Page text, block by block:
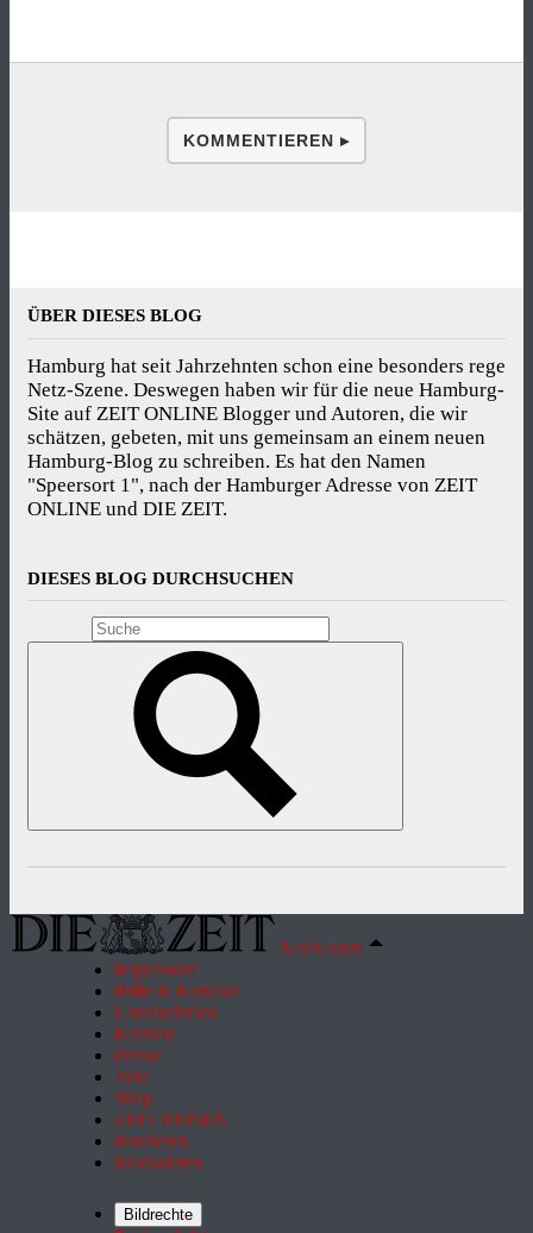
KOMMENTIEREN ▸
ÜBER DIESES BLOG
Hamburg hat seit Jahrzehnten schon eine besonders rege
Netz-Szene. Deswegen haben wir für die neue Hamburg-
Site auf ZEIT ONLINE Blogger und Autoren, die wir
schätzen, gebeten, mit uns gemeinsam an einem neuen
Hamburg-Blog zu schreiben. Es hat den Namen
"Speersort 1", nach der Hamburger Adresse von ZEIT
ONLINE und DIE ZEIT.
DIESES BLOG DURCHSUCHEN
Nach oben
Impressum
Hilfe & Kontakt
Unternehmen
Karriere
Presse
Jobs
Shop
ZEIT REISEN
Inserieren
Mediadaten
Bildrechte